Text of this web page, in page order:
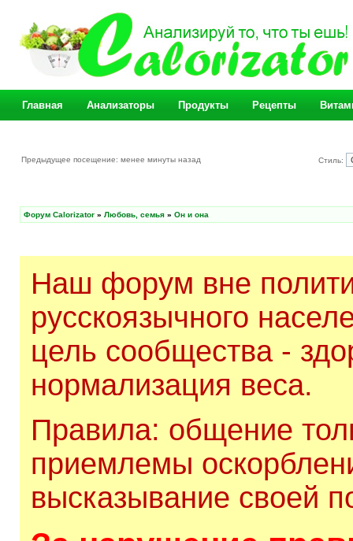
Главная Анализаторы Продукты Рецепты
Предыдущее посещение: менее минуты назад Стиль:
Форум Calorizator » Любовь, семья » Он и она
Наш форум вне
русскоязычного
цель сообщества -
нормализация веса.
Правила: общение
приемлемы
высказывание своей